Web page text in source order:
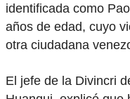
identificada como
años de edad, cuyo
otra ciudadana
El jefe de la Divincri